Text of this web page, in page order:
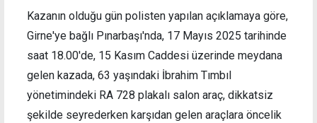
Kazanın olduğu gün polisten yapılan açıklamaya göre,
Girne'ye bağlı Pınarbaşı'nda, 17 Mayıs 2025 tarihinde
saat 18.00'de, 15 Kasım Caddesi üzerinde meydana
gelen kazada, 63 yaşındaki İbrahim Tımbıl
yönetimindeki RA 728 plakalı salon araç, dikkatsiz
şekilde seyrederken karşıdan gelen araçlara öncelik